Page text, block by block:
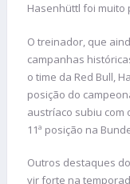
Hasenhüttl foi muito
O treinador, que
campanhas
o time da Red Bull,
posição do
austríaco subiu com
11ª posição na
Outros destaques
vir forte na